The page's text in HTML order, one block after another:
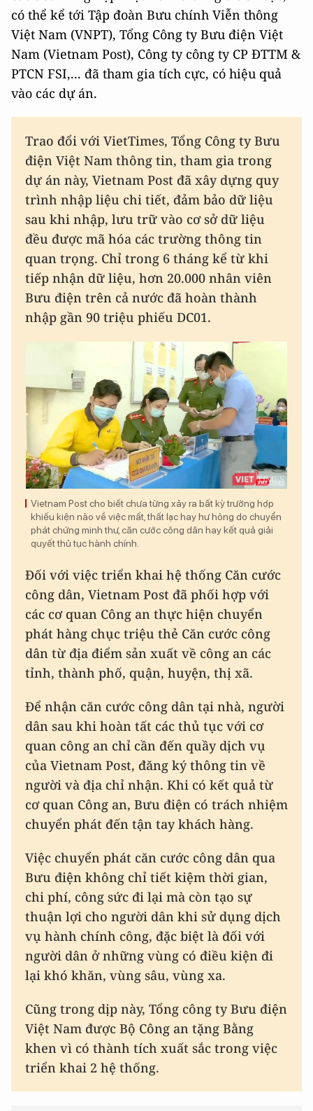
có thể kể tới Tập đoàn Bưu chính Viễn thông
Việt Nam (VNPT), Tổng Công ty Bưu điện Việt
Nam (Vietnam Post), Công ty công ty CP ĐTTM &
PTCN FSI,... đã tham gia tích cực, có hiệu quả
vào các dự án.
Trao đổi với VietTimes, Tổng Công ty Bưu
điện Việt Nam thông tin, tham gia trong
dự án này, Vietnam Post đã xây dựng quy
trình nhập liệu chi tiết, đảm bảo dữ liệu
sau khi nhập, lưu trữ vào cơ sở dữ liệu
đều được mã hóa các trường thông tin
quan trọng. Chỉ trong 6 tháng kể từ khi
tiếp nhận dữ liệu, hơn 20.000 nhân viên
Bưu điện trên cả nước đã hoàn thành
nhập gần 90 triệu phiếu DC01.
Vietnam Post cho biết chưa từng xảy ra bất kỳ trường hợp
khiếu kiện nào về việc mất, thất lạc hay hư hỏng do chuyển
phát chứng minh thư, căn cước công dân hay kết quả giải
quyết thủ tục hành chính.
Đối với việc triển khai hệ thống Căn cước
công dân, Vietnam Post đã phối hợp với
các cơ quan Công an thực hiện chuyển
phát hàng chục triệu thẻ Căn cước công
dân từ địa điểm sản xuất về công an các
tỉnh, thành phố, quận, huyện, thị xã.
Để nhận căn cước công dân tại nhà, người
dân sau khi hoàn tất các thủ tục với cơ
quan công an chỉ cần đến quầy dịch vụ
của Vietnam Post, đăng ký thông tin về
người và địa chỉ nhận. Khi có kết quả từ
cơ quan Công an, Bưu điện có trách nhiệm
chuyển phát đến tận tay khách hàng.
Việc chuyển phát căn cước công dân qua
Bưu điện không chỉ tiết kiệm thời gian,
chi phí, công sức đi lại mà còn tạo sự
thuận lợi cho người dân khi sử dụng dịch
vụ hành chính công, đặc biệt là đối với
người dân ở những vùng có điều kiện đi
lại khó khăn, vùng sâu, vùng xa.
Cũng trong dịp này, Tổng công ty Bưu điện
Việt Nam được Bộ Công an tặng Bằng
khen vì có thành tích xuất sắc trong việc
triển khai 2 hệ thống.